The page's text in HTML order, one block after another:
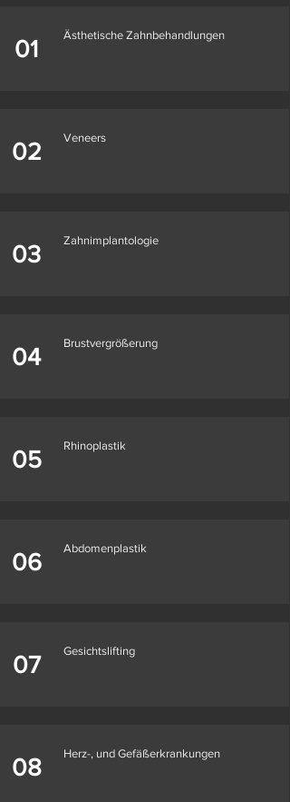
01
Ästhetische Zahnbehandlungen
02
Veneers
03
Zahnimplantologie
04
Brustvergrößerung
05
Rhinoplastik
06
Abdomenplastik
07
Gesichtslifting
08
Herz-, und Gefäßerkrankungen